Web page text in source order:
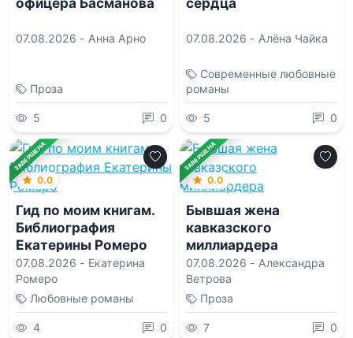
07.08.2026 - Анна Арно
Проза
5 0
07.08.2026 - Алёна Чайка
Современные любовные
романы
5 0
ЗАВЕРШЕНА
0.0
Гид по моим книгам.
Библиография
Екатерины Ромеро
07.08.2026 - Екатерина
Ромеро
Любовные романы
4 0
ЗАВЕРШЕНА
0.0
Бывшая жена
кавказского
миллиардера
07.08.2026 - Александра
Ветрова
Проза
7 0